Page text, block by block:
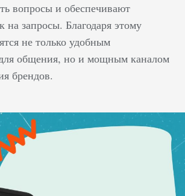
вопросы и обеспечивают
на запросы. Благодаря этому
не только удобным
общения, но и мощным каналом
брендов.